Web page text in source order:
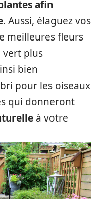
afin
. Aussi, élaguez vos
meilleures fleurs
vert plus
bien
pour les oiseaux
qui donneront
à votre